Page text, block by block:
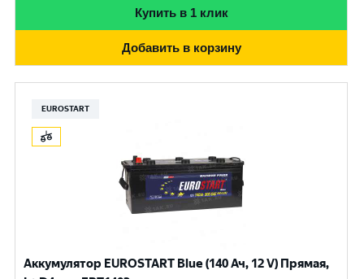
Купить в 1 клик
Добавить в корзину
EUROSTART
Аккумулятор EUROSTART Blue (140 Ач, 12 V) Прямая,